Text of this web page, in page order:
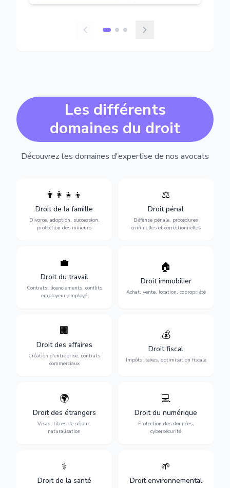
Les différents
domaines du droit
Découvrez les domaines d'expertise de nos avocats
👨‍👩‍👧‍👦
Droit de la famille
Divorce, adoption, succession,
protection des mineurs
Divorce, garde d'enfants,
adoption, succession et
protection des personnes
vulnérables.
⚖️
Droit pénal
Défense pénale, procédures
criminelles et correctionnelles
Expertise en matière pénale,
vue jusqu'au procès, pour
toute affaire correctionnelle
ou criminelle.
💼
Droit du travail
Contrats, licenciements, conflits
employeur-employé
Protection de vos droits au
licenciements, harcèlement,
discrimination et conflits
avec l'employeur.
🏠
Droit immobilier
Achat, vente, location, copropriété
Sécurisation de vos projets
immobiliers : achat, vente,
location, construction et
gestion de copropriété.
🏢
Droit des affaires
Création d'entreprise, contrats
commerciaux
Accompagnement complet
création, contrats
commerciaux, concurrence
et litiges.
💰
Droit fiscal
Impôts, taxes, optimisation fiscale
Optimisation de votre
situation fiscale :
déclarations, contentieux,
contrôles fiscaux et
planification.
🌍
Droit des étrangers
Visas, titres de séjour,
naturalisation
Obtention de vos droits de
séjour : visas, cartes de
séjour, regroupement
familial et naturalisation.
💻
Droit du numérique
Protection des données,
cybersécurité
Protection de vos activités
numériques : RGPD,
cybersécurité, e-commerce
et propriété digitale.
⚕️
Droit de la santé
Défense de vos droits
médicales, responsabilité
🌱
Droit environnemental
Protection de
conformité